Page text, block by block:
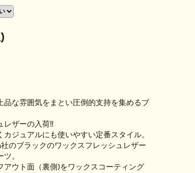
品な雰囲気をまとい圧倒的支持を集めるブ
レザーの入荷‼
カジュアルにも使いやすい定番スタイル。
のブラックのワックスフレッシュレザー
。
アウト面（裏側)をワックスコーティング